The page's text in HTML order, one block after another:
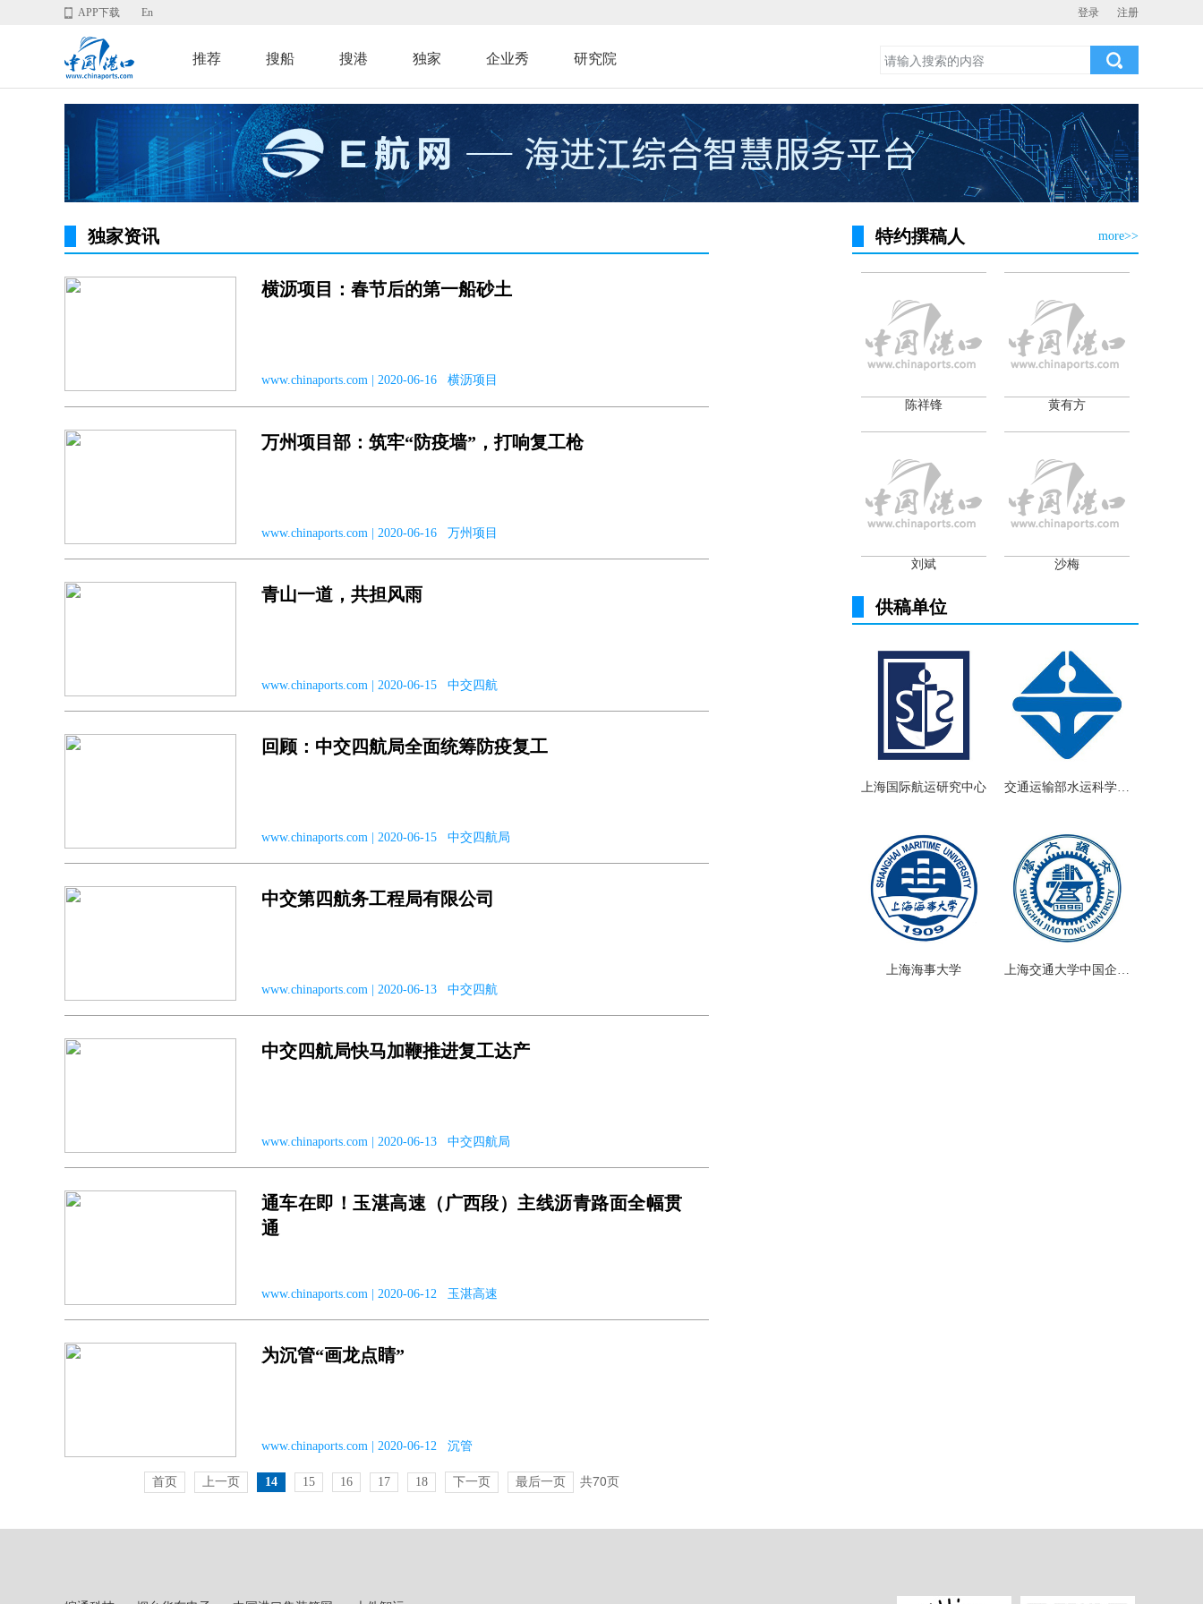
登录 注册
APP下载 En
推荐 搜船 搜港 独家 企业秀 研究院
独家资讯
横沥项目：春节后的第一船砂土
www.chinaports.com | 2020-06-16 横沥项目
万州项目部：筑牢“防疫墙”，打响复工枪
www.chinaports.com | 2020-06-16 万州项目
青山一道，共担风雨
www.chinaports.com | 2020-06-15 中交四航
回顾：中交四航局全面统筹防疫复工
www.chinaports.com | 2020-06-15 中交四航局
中交第四航务工程局有限公司
www.chinaports.com | 2020-06-13 中交四航
中交四航局快马加鞭推进复工达产
www.chinaports.com | 2020-06-13 中交四航局
通车在即！玉湛高速（广西段）主线沥青路面全幅贯
通
www.chinaports.com | 2020-06-12 玉湛高速
为沉管“画龙点睛”
www.chinaports.com | 2020-06-12 沉管
首页 上一页 14 15 16 17 18 下一页 最后一页 共70页
more>>
特约撰稿人
陈祥锋 黄有方
刘斌 沙梅
供稿单位
上海国际航运研究中心 交通运输部水运科学研
上海海事大学 上海交通大学中国企业